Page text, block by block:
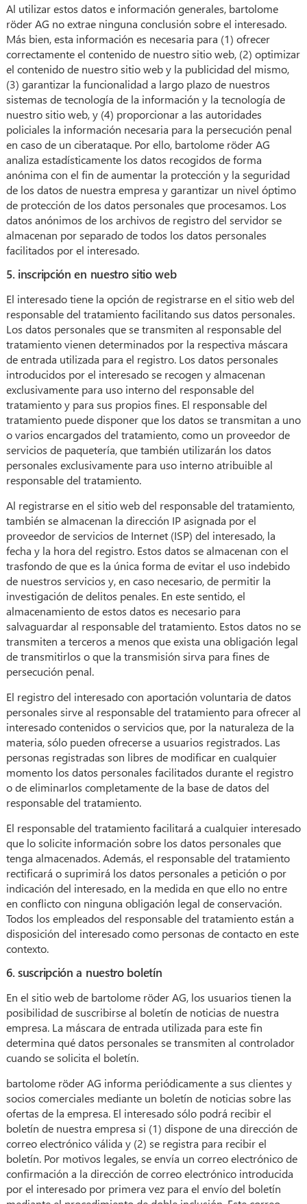
Al utilizar estos datos e información generales, bartolome
röder AG no extrae ninguna conclusión sobre el interesado.
Más bien, esta información es necesaria para (1) ofrecer
correctamente el contenido de nuestro sitio web, (2) optimizar
el contenido de nuestro sitio web y la publicidad del mismo,
(3) garantizar la funcionalidad a largo plazo de nuestros
sistemas de tecnología de la información y la tecnología de
nuestro sitio web, y (4) proporcionar a las autoridades
policiales la información necesaria para la persecución penal
en caso de un ciberataque. Por ello, bartolome röder AG
analiza estadísticamente los datos recogidos de forma
anónima con el fin de aumentar la protección y la seguridad
de los datos de nuestra empresa y garantizar un nivel óptimo
de protección de los datos personales que procesamos. Los
datos anónimos de los archivos de registro del servidor se
almacenan por separado de todos los datos personales
facilitados por el interesado.
5. inscripción en nuestro sitio web
El interesado tiene la opción de registrarse en el sitio web del
responsable del tratamiento facilitando sus datos personales.
Los datos personales que se transmiten al responsable del
tratamiento vienen determinados por la respectiva máscara
de entrada utilizada para el registro. Los datos personales
introducidos por el interesado se recogen y almacenan
exclusivamente para uso interno del responsable del
tratamiento y para sus propios fines. El responsable del
tratamiento puede disponer que los datos se transmitan a uno
o varios encargados del tratamiento, como un proveedor de
servicios de paquetería, que también utilizarán los datos
personales exclusivamente para uso interno atribuible al
responsable del tratamiento.
Al registrarse en el sitio web del responsable del tratamiento,
también se almacenan la dirección IP asignada por el
proveedor de servicios de Internet (ISP) del interesado, la
fecha y la hora del registro. Estos datos se almacenan con el
trasfondo de que es la única forma de evitar el uso indebido
de nuestros servicios y, en caso necesario, de permitir la
investigación de delitos penales. En este sentido, el
almacenamiento de estos datos es necesario para
salvaguardar al responsable del tratamiento. Estos datos no se
transmiten a terceros a menos que exista una obligación legal
de transmitirlos o que la transmisión sirva para fines de
persecución penal.
El registro del interesado con aportación voluntaria de datos
personales sirve al responsable del tratamiento para ofrecer al
interesado contenidos o servicios que, por la naturaleza de la
materia, sólo pueden ofrecerse a usuarios registrados. Las
personas registradas son libres de modificar en cualquier
momento los datos personales facilitados durante el registro
o de eliminarlos completamente de la base de datos del
responsable del tratamiento.
El responsable del tratamiento facilitará a cualquier interesado
que lo solicite información sobre los datos personales que
tenga almacenados. Además, el responsable del tratamiento
rectificará o suprimirá los datos personales a petición o por
indicación del interesado, en la medida en que ello no entre
en conflicto con ninguna obligación legal de conservación.
Todos los empleados del responsable del tratamiento están a
disposición del interesado como personas de contacto en este
contexto.
6. suscripción a nuestro boletín
En el sitio web de bartolome röder AG, los usuarios tienen la
posibilidad de suscribirse al boletín de noticias de nuestra
empresa. La máscara de entrada utilizada para este fin
determina qué datos personales se transmiten al controlador
cuando se solicita el boletín.
bartolome röder AG informa periódicamente a sus clientes y
socios comerciales mediante un boletín de noticias sobre las
ofertas de la empresa. El interesado sólo podrá recibir el
boletín de nuestra empresa si (1) dispone de una dirección de
correo electrónico válida y (2) se registra para recibir el
boletín. Por motivos legales, se envía un correo electrónico de
confirmación a la dirección de correo electrónico introducida
por el interesado por primera vez para el envío del boletín